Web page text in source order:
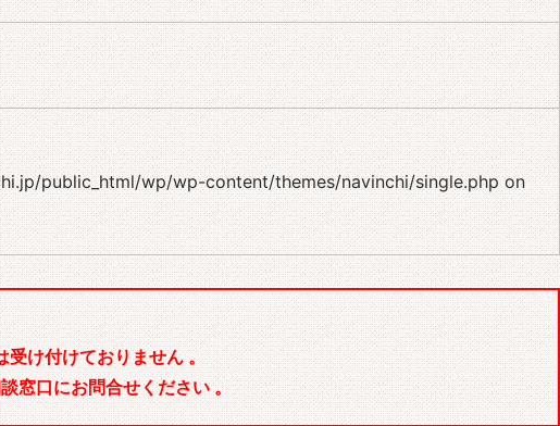
public_html/wp/wp-content/themes/navinchi/single.php on
受け付けておりません 。
窓口にお問合せください 。